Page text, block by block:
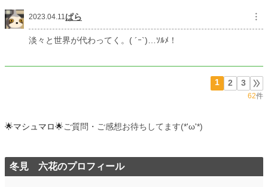
2023.04.11ぱら ︙
淡々と世界が代わってく。( ´ｰ`)…ｿﾙﾒ！
1 2 3
62件
🌟マシュマロ🌟ご質問・ご感想お待ちしてます(*'ω'*)
冬見 六花のプロフィール